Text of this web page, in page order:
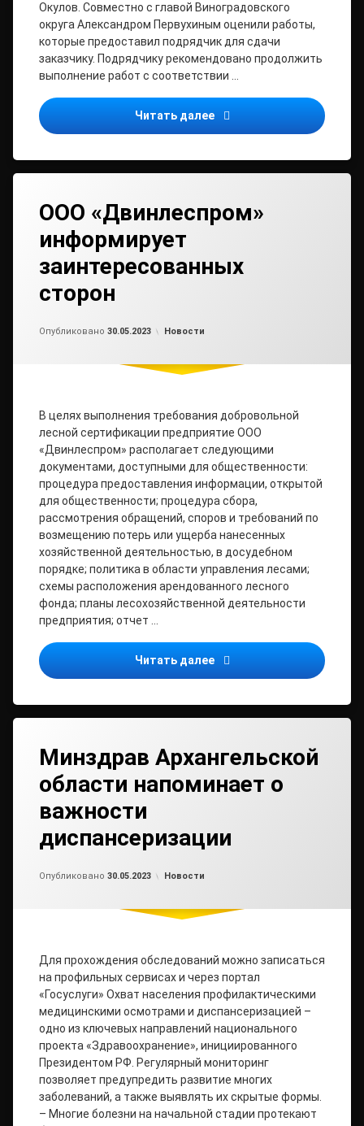
Окулов. Совместно с главой Виноградовского
округа Александром Первухиным оценили работы,
которые предоставил подрядчик для сдачи
заказчику. Подрядчику рекомендовано продолжить
выполнение работ с соответствии …
Читать далее Капитальный ремонт в
ООО «Двинлеспром»
информирует
заинтересованных
сторон
Опубликовано 30.05.2023 Рубрики:
Новости
В целях выполнения требования добровольной
лесной сертификации предприятие ООО
«Двинлеспром» располагает следующими
документами, доступными для общественности:
процедура предоставления информации, открытой
для общественности; процедура сбора,
рассмотрения обращений, споров и требований по
возмещению потерь или ущерба нанесенных
хозяйственной деятельностью, в досудебном
порядке; политика в области управления лесами;
схемы расположения арендованного лесного
фонда; планы лесохозяйственной деятельности
предприятия; отчет …
Читать далее ООО «Двинлеспром»
Минздрав Архангельской
области напоминает о
важности
диспансеризации
Опубликовано 30.05.2023 Рубрики:
Новости
Для прохождения обследований можно записаться
на профильных сервисах и через портал
«Госуслуги» Охват населения профилактическими
медицинскими осмотрами и диспансеризацией –
одно из ключевых направлений национального
проекта «Здравоохранение», инициированного
Президентом РФ. Регулярный мониторинг
позволяет предупредить развитие многих
заболеваний, а также выявлять их скрытые формы.
– Многие болезни на начальной стадии протекают